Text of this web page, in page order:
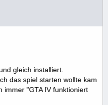
gleich installiert.
das spiel starten wollte kam
immer "GTA IV funktioniert